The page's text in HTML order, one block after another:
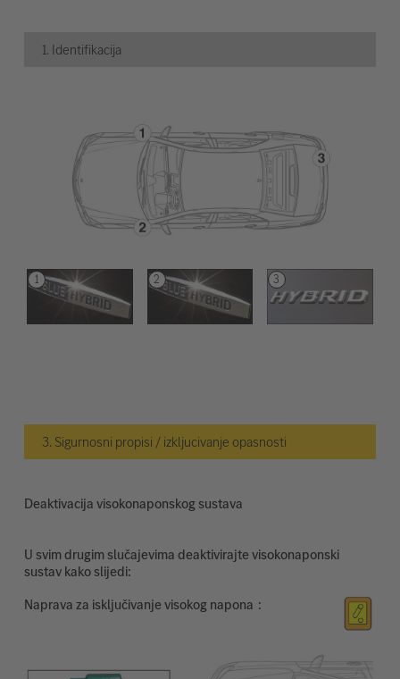
1. Identifikacija
3. Sigurnosni propisi / izkljucivanje opasnosti
Deaktivacija visokonaponskog sustava
U svim drugim slučajevima deaktivirajte visokonaponski
sustav kako slijedi:
Naprava za isključivanje visokog napona